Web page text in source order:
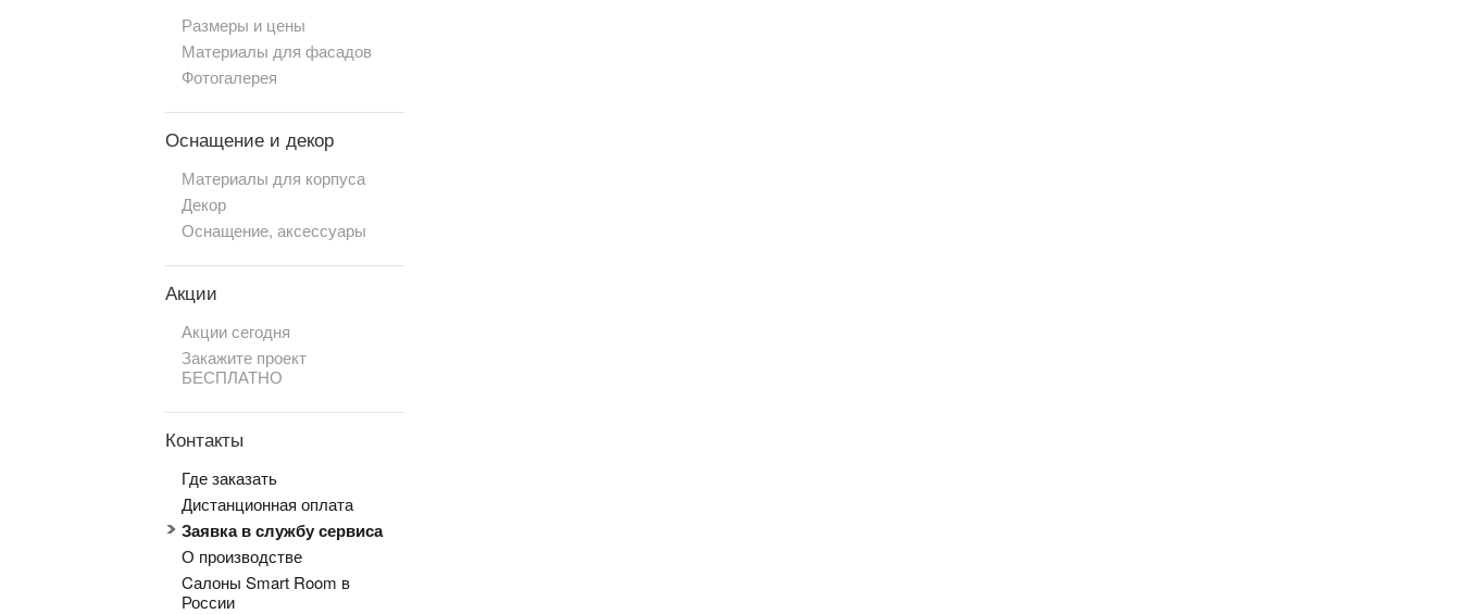
Размеры и цены
Материалы для фасадов
Фотогалерея
Оснащение и декор
Материалы для корпуса
Декор
Оснащение, аксессуары
Акции
Акции сегодня
Закажите проект
БЕСПЛАТНО
Контакты
Где заказать
Дистанционная оплата
Заявка в службу сервиса
О производстве
Cалоны Smart Room в
России